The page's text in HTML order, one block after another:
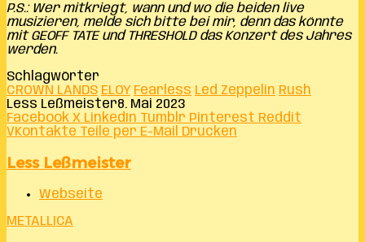
P.S.: Wer mitkriegt, wann und wo die beiden live
musizieren, melde sich bitte bei mir, denn das könnte
mit GEOFF TATE und THRESHOLD das Konzert des Jahres
werden.
Schlagwörter
CROWN LANDS ELOY Fearless Led Zeppelin Rush
Less Leßmeister8. Mai 2023
Facebook X LinkedIn Tumblr Pinterest Reddit
VKontakte Teile per E-Mail Drucken
Less Leßmeister
Webseite
METALLICA